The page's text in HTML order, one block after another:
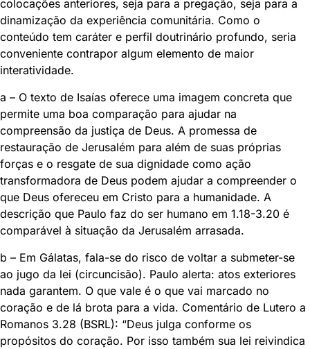
colocações anteriores, seja para a pregação, seja para a
dinamização da experiência comunitária. Como o
conteúdo tem caráter e perfil doutrinário profundo, seria
conveniente contrapor algum elemento de maior
interatividade.
a – O texto de Isaías oferece uma imagem concreta que
permite uma boa comparação para ajudar na
compreensão da justiça de Deus. A promessa de
restauração de Jerusalém para além de suas próprias
forças e o resgate de sua dignidade como ação
transformadora de Deus podem ajudar a compreender o
que Deus ofereceu em Cristo para a humanidade. A
descrição que Paulo faz do ser humano em 1.18-3.20 é
comparável à situação da Jerusalém arrasada.
b – Em Gálatas, fala-se do risco de voltar a submeter-se
ao jugo da lei (circuncisão). Paulo alerta: atos exteriores
nada garantem. O que vale é o que vai marcado no
coração e de lá brota para a vida. Comentário de Lutero a
Romanos 3.28 (BSRL): “Deus julga conforme os
propósitos do coração. Por isso também sua lei reivindica